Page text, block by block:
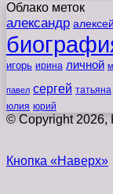
Облако меток
александр алексей
игорь ирина личной
павел сергей татьяна
юлия юрий
© Copyright 2026,
Кнопка «Наверх»